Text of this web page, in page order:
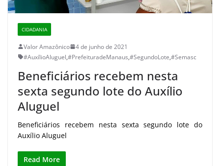
CIDADANIA
Valor Amazônico
4 de junho de 2021
#AuxílioAluguel,#PrefeituradeManaus,#SegundoLote,#Semasc
Beneficiários recebem nesta
sexta segundo lote do Auxílio
Aluguel
Beneficiários recebem nesta sexta segundo lote do
Auxílio Aluguel
Read More